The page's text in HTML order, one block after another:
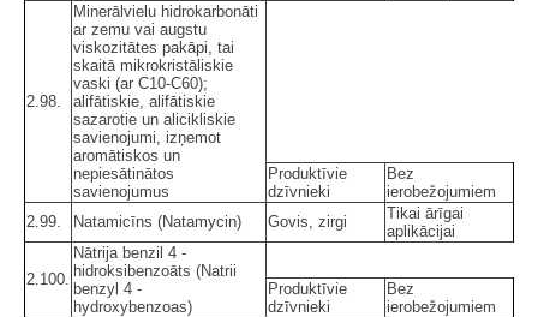
2.98.
Minerālvielu hidrokarbonāti
ar zemu vai augstu
viskozitātes pakāpi, tai
skaitā mikrokristāliskie
vaski (ar C10-C60);
alifātiskie, alifātiskie
sazarotie un alicikliskie
savienojumi, izņemot
aromātiskos un
nepiesātinātos
savienojumus
Produktīvie
dzīvnieki
Bez
ierobežojumiem
2.99.
Natamicīns (Natamycin) Govis, zirgi
Tikai ārīgai
aplikācijai
2.100.
Nātrija benzil 4 -
hidroksibenzoāts (Natrii
benzyl 4 -
hydroxybenzoas)
Produktīvie
dzīvnieki
Bez
ierobežojumiem